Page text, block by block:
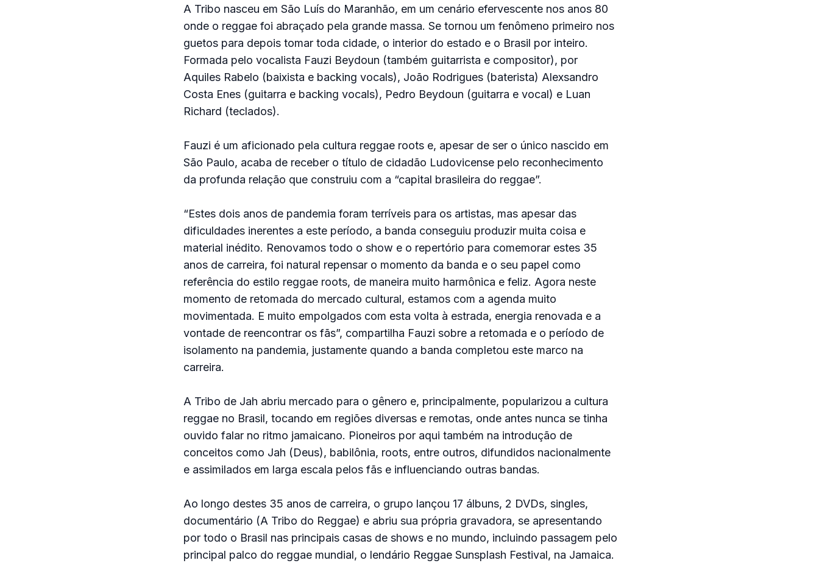
A Tribo nasceu em São Luís do Maranhão, em um cenário efervescente nos anos 80
onde o reggae foi abraçado pela grande massa. Se tornou um fenômeno primeiro nos
guetos para depois tomar toda cidade, o interior do estado e o Brasil por inteiro.
Formada pelo vocalista Fauzi Beydoun (também guitarrista e compositor), por
Aquiles Rabelo (baixista e backing vocals), João Rodrigues (baterista) Alexsandro
Costa Enes (guitarra e backing vocals), Pedro Beydoun (guitarra e vocal) e Luan
Richard (teclados).
Fauzi é um aficionado pela cultura reggae roots e, apesar de ser o único nascido em
São Paulo, acaba de receber o título de cidadão Ludovicense pelo reconhecimento
da profunda relação que construiu com a “capital brasileira do reggae”.
“Estes dois anos de pandemia foram terríveis para os artistas, mas apesar das
dificuldades inerentes a este período, a banda conseguiu produzir muita coisa e
material inédito. Renovamos todo o show e o repertório para comemorar estes 35
anos de carreira, foi natural repensar o momento da banda e o seu papel como
referência do estilo reggae roots, de maneira muito harmônica e feliz. Agora neste
momento de retomada do mercado cultural, estamos com a agenda muito
movimentada. E muito empolgados com esta volta à estrada, energia renovada e a
vontade de reencontrar os fãs”, compartilha Fauzi sobre a retomada e o período de
isolamento na pandemia, justamente quando a banda completou este marco na
carreira.
A Tribo de Jah abriu mercado para o gênero e, principalmente, popularizou a cultura
reggae no Brasil, tocando em regiões diversas e remotas, onde antes nunca se tinha
ouvido falar no ritmo jamaicano. Pioneiros por aqui também na introdução de
conceitos como Jah (Deus), babilônia, roots, entre outros, difundidos nacionalmente
e assimilados em larga escala pelos fãs e influenciando outras bandas.
Ao longo destes 35 anos de carreira, o grupo lançou 17 álbuns, 2 DVDs, singles,
documentário (A Tribo do Reggae) e abriu sua própria gravadora, se apresentando
por todo o Brasil nas principais casas de shows e no mundo, incluindo passagem pelo
principal palco do reggae mundial, o lendário Reggae Sunsplash Festival, na Jamaica.